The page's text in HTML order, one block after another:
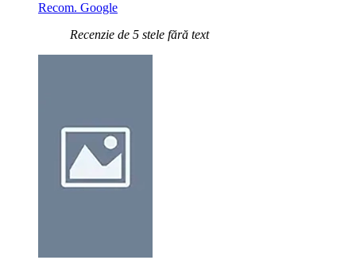
Recom. Google
Recenzie de 5 stele fără text